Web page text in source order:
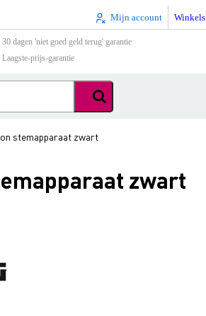
Mijn account Winkels
30 dagen 'niet goed geld terug' garantie
Laagste-prijs-garantie
stemapparaat zwart
zwart